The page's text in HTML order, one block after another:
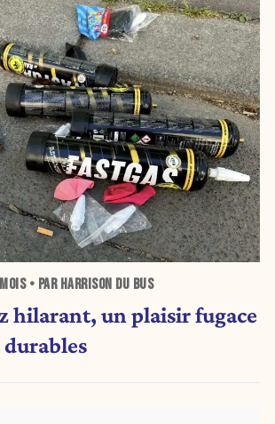
• PAR HARRISON DU BUS
hilarant, un plaisir fugace
durables